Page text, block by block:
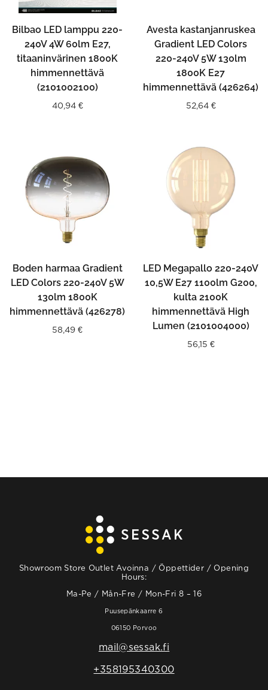
Bilbao LED lamppu 220-
240V 4W 60lm E27,
titaaninvärinen 1800K
himmennettävä
(2101002100)
40,94 €
Avesta kastanjanruskea
Gradient LED Colors
220-240V 5W 130lm
1800K E27
himmennettävä (426264)
52,64 €
Boden harmaa Gradient
LED Colors 220-240V 5W
130lm 1800K
himmennettävä (426278)
58,49 €
LED Megapallo 220-240V
10,5W E27 1100lm G200,
kulta 2100K
himmennettävä High
Lumen (2101004000)
56,15 €
Showroom Store Outlet Avoinna / Öppettider / Opening
Hours:
Ma-Pe / Mån-Fre / Mon-Fri 8 – 16
Puusepänkaarre 6
06150 Porvoo
mail@sessak.fi
+358195340300